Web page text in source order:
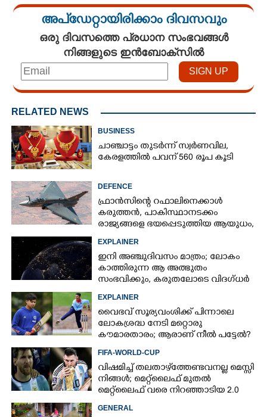
CONTACT US
അപ്ഡേറ്റായിരിക്കാം ദിവസവും
ഒരു ദിവസത്തെ പ്രധാന സംഭവങ്ങൾ
നിങ്ങളുടെ ഇൻബോക്സിൽ
RELATED NEWS
BUSINESS
ചാഞ്ചാട്ടം തുടർന്ന് സ്വർണവില,
കേരളത്തിൽ പവന് 560 രൂപ കൂടി
DEFENCE
ഫ്രാൻസിന്റെ റഫാലിനെക്കാൾ
കരുത്തൻ,​ പാകിസ്ഥാനടക്കം
രാജ്യങ്ങളെ ഭയപ്പെടുത്തിയ ആയുധം,​
ഇന്ത്യ നിർമ്മിച്ച എണ്ണം 100ലേക്ക്
EXPLAINER
ഇനി അഞ്ചുദിവസം മാത്രം; ലോകം
കാത്തിരുന്ന ആ അത്ഭുതം
സംഭവിക്കും, കരുതലോടെ വിദഗ്ധർ
EXPLAINER
വൈഭവ് സൂര്യവംശിക്ക് പിന്നാലെ
ലോകശ്രദ്ധ നേടി മറ്റൊരു
കൗമാരതാരം; ആരാണ് നീൽ പട്ടേൽ?
FIFA-WORLD-CUP
വിഷമിച്ച് തലതാഴ്‌ത്തേണ്ടവനല്ല മെസ്സി
നിങ്ങള്‍; മെറ്റ്‌ലൈഫ് മുതല്‍
മെറ്റ്‌ലൈഫ് വരെ നിറഞ്ഞാടിയ 2.0
GENERAL